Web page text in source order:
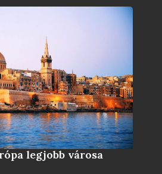
legjobb városa